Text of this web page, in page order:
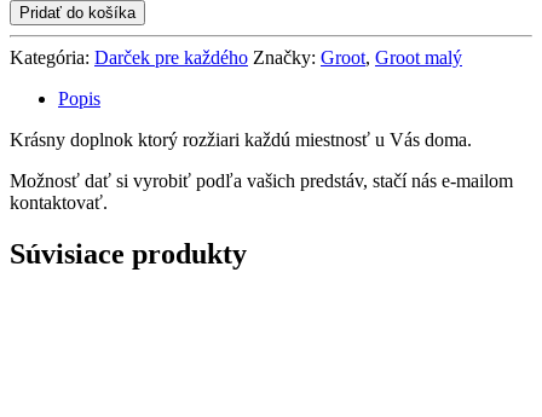
Pridať do košíka
Kategória: Darček pre každého Značky: Groot, Groot malý
Popis
Krásny doplnok ktorý rozžiari každú miestnosť u Vás doma.
Možnosť dať si vyrobiť podľa vašich predstáv, stačí nás e-mailom
kontaktovať.
Súvisiace produkty